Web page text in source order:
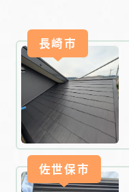
長崎市
佐世保市